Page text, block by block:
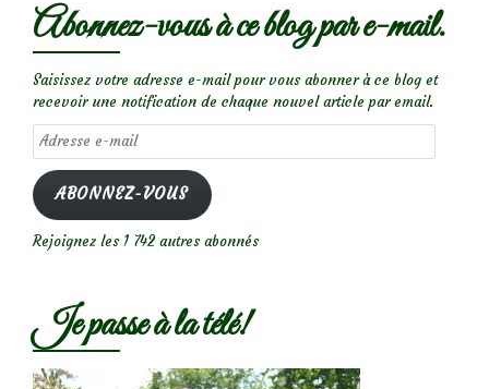
Abonnez-vous à ce blog par e-mail.
Saisissez votre adresse e-mail pour vous abonner à ce blog et
recevoir une notification de chaque nouvel article par email.
Adresse
e-
mail
ABONNEZ-VOUS
Rejoignez les 1 742 autres abonnés
Je passe à la télé!